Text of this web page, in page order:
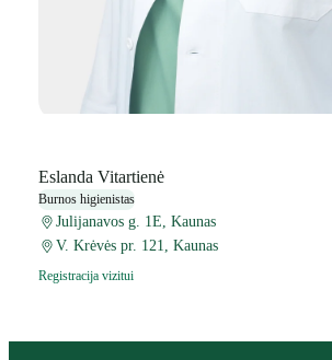
Eslanda Vitartienė
Burnos higienistas
Julijanavos g. 1E, Kaunas
V. Krėvės pr. 121, Kaunas
Registracija vizitui